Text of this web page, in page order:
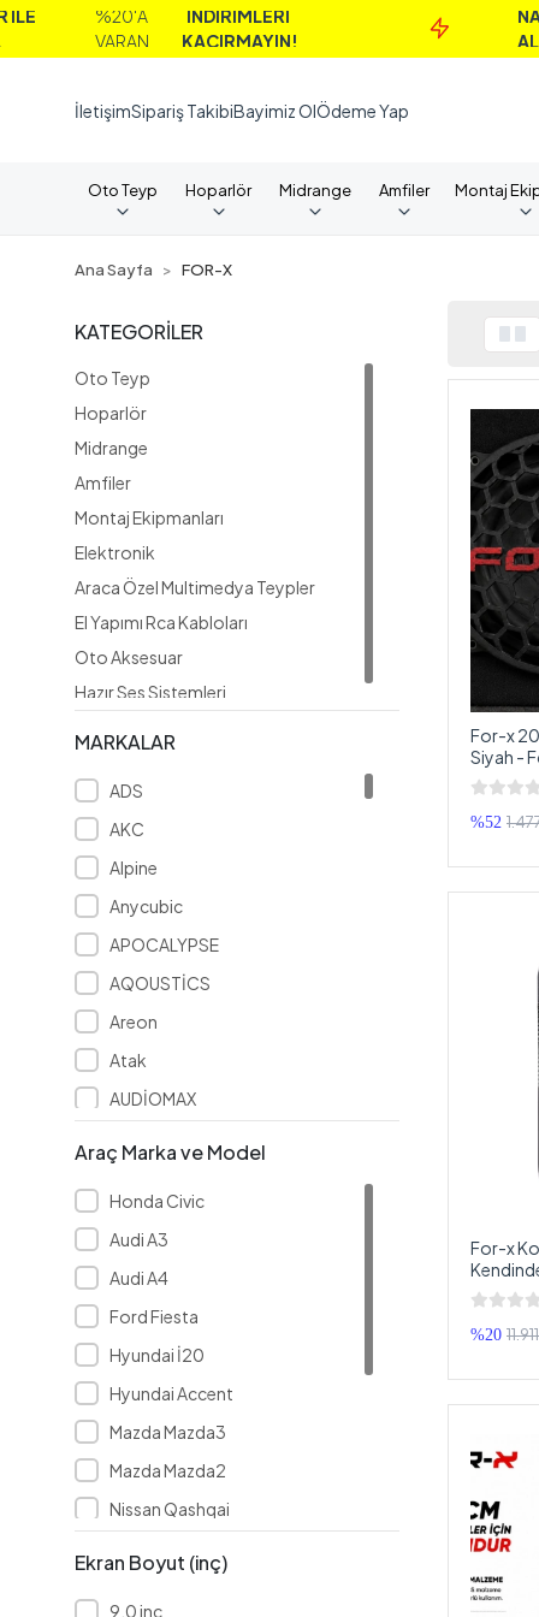
İNDİRİMLERİ
KAÇIRMAYIN!
ALIMLARDA
İletişimSipariş TakibiBayimiz OlÖdeme Yap
Oto Teyp Hoparlör Midrange Amfiler Montaj
Ana Sayfa FOR-X
KATEGORİLER
Oto Teyp
Hoparlör
Midrange
Amfiler
Montaj Ekipmanları
Elektronik
Araca Özel Multimedya Teypler
El Yapımı Rca Kabloları
Oto Aksesuar
Hazır Ses Sistemleri
MARKALAR
ADS
AKC
Alpine
Anycubic
APOCALYPSE
AQOUSTİCS
Areon
Atak
AUDİOMAX
Bass
BİX
Boker
BOSCHMANN
Browning
BUROCK
CADENCE
CARBELLO
CARBOON
CLEAR VİSİON
Araç Marka ve Model
Honda Civic
Audi A3
Audi A4
Ford Fiesta
Hyundai İ20
Hyundai Accent
Mazda Mazda3
Mazda Mazda2
Nissan Qashqai
Ekran Boyut (inç)
9.0 inç
For-x
Siyah -
Koruma
%52
For-x
%20